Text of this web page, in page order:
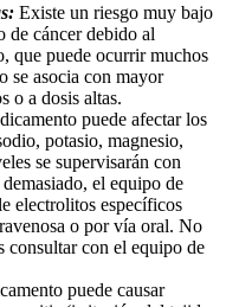
Existe un riesgo muy bajo
de cáncer debido al
que puede ocurrir muchos
se asocia con mayor
o a dosis altas.
puede afectar los
potasio, magnesio,
se supervisarán con
el equipo de
electrolitos específicos
o por vía oral. No
consultar con el equipo de
puede causar